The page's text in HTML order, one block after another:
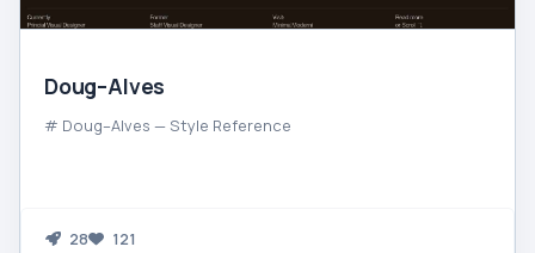
Doug–Alves
# Doug–Alves — Style Reference
28 121